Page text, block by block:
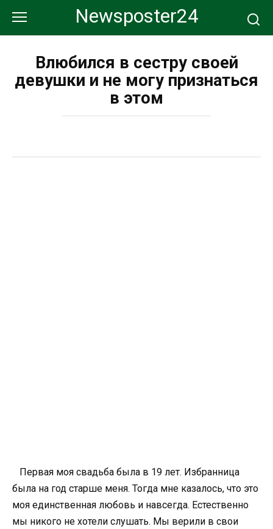
контенту
Newsposter24
Влюбился в сестру своей
девушки и не могу признаться
в этом
Первая моя свадьба была в 19 лет. Избранница
была на год старше меня. Тогда мне казалось, что это
моя единственная любовь и навсегда. Естественно
мы никого не хотели слушать. Мы верили в свои